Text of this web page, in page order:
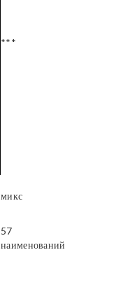
***
микс
57
наименований